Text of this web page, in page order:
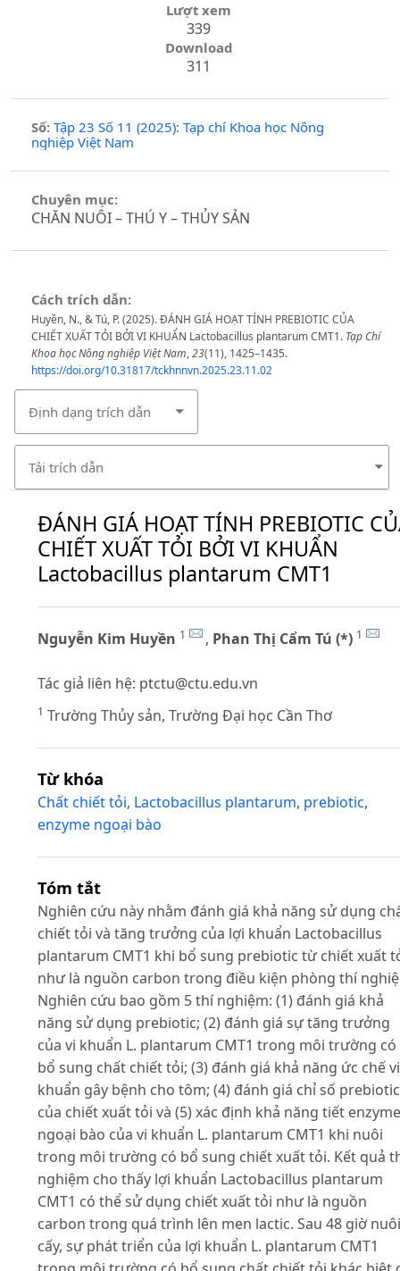
Lượt xem
339
Download
311
Số: Tập 23 Số 11 (2025): Tạp chí Khoa học Nông
nghiệp Việt Nam
Chuyên mục:
CHĂN NUÔI – THÚ Y – THỦY SẢN
Cách trích dẫn:
Huyền, N., & Tú, P. (2025). ĐÁNH GIÁ HOẠT TÍNH PREBIOTIC CỦA
CHIẾT XUẤT TỎI BỞI VI KHUẨN Lactobacillus plantarum CMT1. Tạp Chí
Khoa học Nông nghiệp Việt Nam,23(11), 1425–1435.
https://doi.org/10.31817/tckhnnvn.2025.23.11.02
Định dạng trích dẫn
Tải trích dẫn
ĐÁNH GIÁ HOẠT TÍNH PREBIOTIC
CHIẾT XUẤT TỎI BỞI VI KHUẨN
Lactobacillus plantarum CMT1
Nguyễn Kim Huyền 1 , Phan Thị Cẩm Tú (*) 1
Tác giả liên hệ: ptctu@ctu.edu.vn
1 Trường Thủy sản, Trường Đại học Cần Thơ
Từ khóa
Chất chiết tỏi, Lactobacillus plantarum, prebiotic,
enzyme ngoại bào
Tóm tắt
Nghiên cứu này nhằm đánh giá khả năng sử dụng
chiết tỏi và tăng trưởng của lợi khuẩn Lactobacillus
plantarum CMT1 khi bổ sung prebiotic từ chiết xuất
như là nguồn carbon trong điều kiện phòng thí
Nghiên cứu bao gồm 5 thí nghiệm: (1) đánh giá khả
năng sử dụng prebiotic; (2) đánh giá sự tăng trưởng
của vi khuẩn L. plantarum CMT1 trong môi trường có
bổ sung chất chiết tỏi; (3) đánh giá khả năng ức chế vi
khuẩn gây bệnh cho tôm; (4) đánh giá chỉ số prebiotic
của chiết xuất tỏi và (5) xác định khả năng tiết enzyme
ngoại bào của vi khuẩn L. plantarum CMT1 khi nuôi
trong môi trường có bổ sung chiết xuất tỏi. Kết quả
nghiệm cho thấy lợi khuẩn Lactobacillus plantarum
CMT1 có thể sử dụng chiết xuất tỏi như là nguồn
carbon trong quá trình lên men lactic. Sau 48 giờ nuôi
cấy, sự phát triển của lợi khuẩn L. plantarum CMT1